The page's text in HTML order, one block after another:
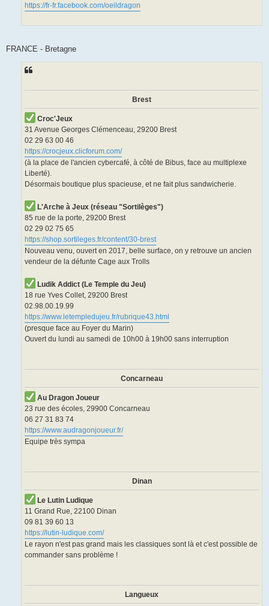
https://fr-fr.facebook.com/oeildragon
FRANCE - Bretagne
Brest
Croc'Jeux
31 Avenue Georges Clémenceau, 29200 Brest
02 29 63 00 46
https://crocjeux.clicforum.com/
(à la place de l'ancien cybercafé, à côté de Bibus, face au multiplexe
Liberté).
Désormais boutique plus spacieuse, et ne fait plus sandwicherie.
L'Arche à Jeux (réseau "Sortilèges")
85 rue de la porte, 29200 Brest
02 29 02 75 65
https://shop.sortileges.fr/content/30-brest
Nouveau venu, ouvert en 2017, belle surface, on y retrouve un ancien
vendeur de la défunte Cage aux Trolls
Ludik Addict (Le Temple du Jeu)
18 rue Yves Collet, 29200 Brest
02.98.00.19.99
https://www.letempledujeu.fr/rubrique43.html
(presque face au Foyer du Marin)
Ouvert du lundi au samedi de 10h00 à 19h00 sans interruption
Concarneau
Au Dragon Joueur
23 rue des écoles, 29900 Concarneau
06 27 31 83 74
https://www.audragonjoueur.fr/
Equipe très sympa
Dinan
Le Lutin Ludique
11 Grand Rue, 22100 Dinan
09 81 39 60 13
https://lutin-ludique.com/
Le rayon n'est pas grand mais les classiques sont là et c'est possible de
commander sans problème !
Langueux